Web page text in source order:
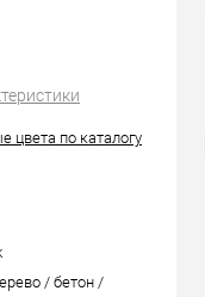
цвета по каталогу
/ бетон /